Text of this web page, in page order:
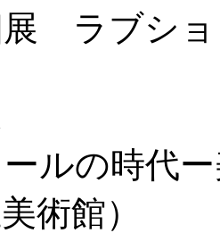
ラブショ
ルの時代
術館）